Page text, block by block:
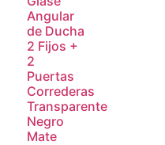
Angular
de Ducha
2 Fijos +
2
Puertas
Correderas
Transparente
Negro
Mate